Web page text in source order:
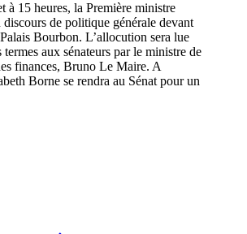
à 15 heures, la Première ministre
discours de politique générale devant
Bourbon. L’allocution sera lue
termes aux sénateurs par le ministre de
finances, Bruno Le Maire. A
Borne se rendra au Sénat pour un